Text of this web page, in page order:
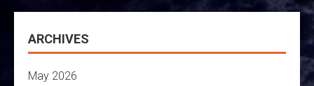
ARCHIVES
May 2026